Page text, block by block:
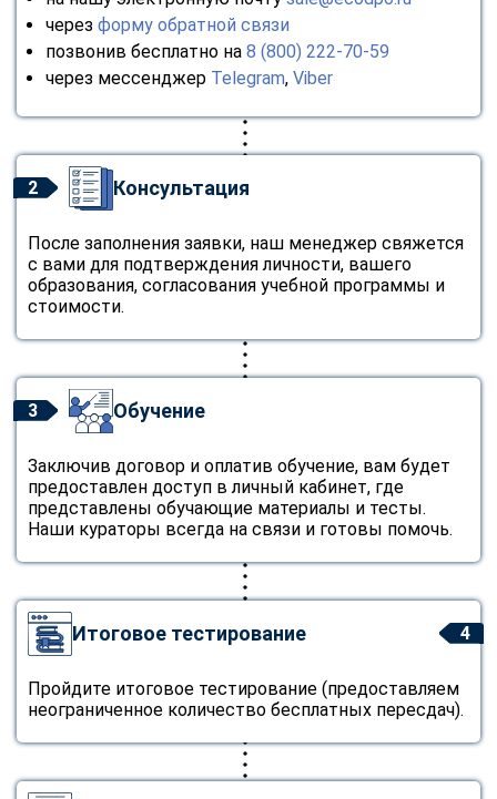
через форму обратной связи
позвонив бесплатно на 8 (800) 222-70-59
через мессенджер Telegram, Viber
2 Консультация
После заполнения заявки, наш менеджер свяжется
с вами для подтверждения личности, вашего
образования, согласования учебной программы и
стоимости.
3 Обучение
Заключив договор и оплатив обучение, вам будет
предоставлен доступ в личный кабинет, где
представлены обучающие материалы и тесты.
Наши кураторы всегда на связи и готовы помочь.
4
Итоговое тестирование
Пройдите итоговое тестирование (предоставляем
неограниченное количество бесплатных пересдач).